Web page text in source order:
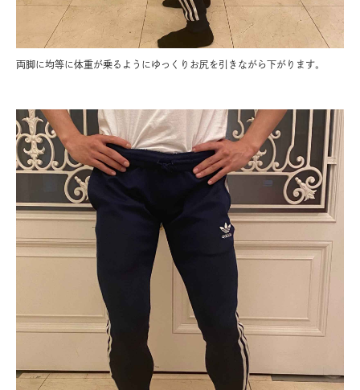
両脚に均等に体重が乗るようにゆっくりお尻を引きながら下がります。